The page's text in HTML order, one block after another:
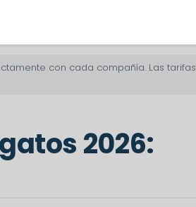
con cada compañía. Las tarifas
2026: